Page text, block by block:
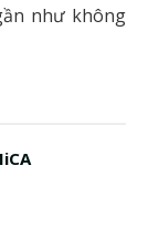
như không